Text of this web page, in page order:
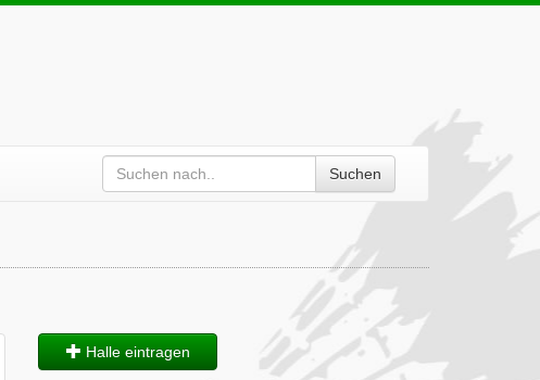
Suchen
Halle eintragen